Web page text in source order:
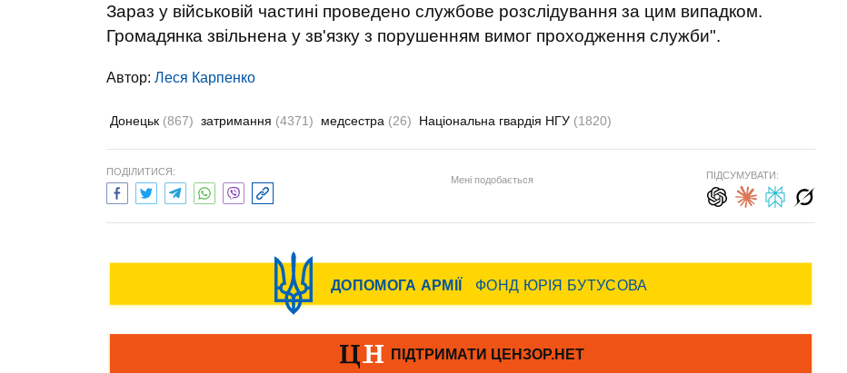
Зараз у військовій частині проведено службове розслідування за цим випадком.
Громадянка звільнена у зв'язку з порушенням вимог проходження служби".
Автор: Леся Карпенко
Донецьк (867) затримання (4371) медсестра (26) Національна гвардія НГУ (1820)
ПОДІЛИТИСЯ:
Мені подобається ПІДСУМУВАТИ: